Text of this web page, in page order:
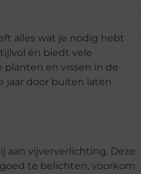
alles wat je nodig hebt
én biedt vele
planten en vissen in de
jaar door buiten laten
aan vijververlichting. Deze
te belichten, voorkom